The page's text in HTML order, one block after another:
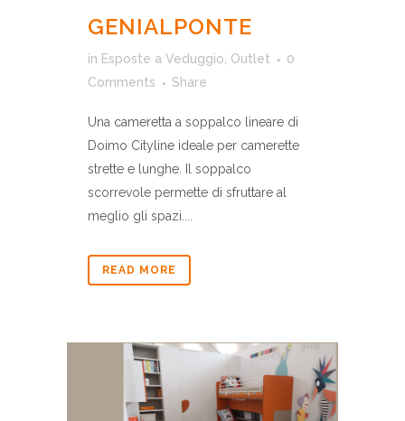
GENIALPONTE
in Esposte a Veduggio Outlet
0
Comments
Share
Una cameretta a soppalco lineare di
Doimo Cityline ideale per camerette
strette e lunghe. Il soppalco
scorrevole permette di sfruttare al
meglio gli spazi....
READ MORE